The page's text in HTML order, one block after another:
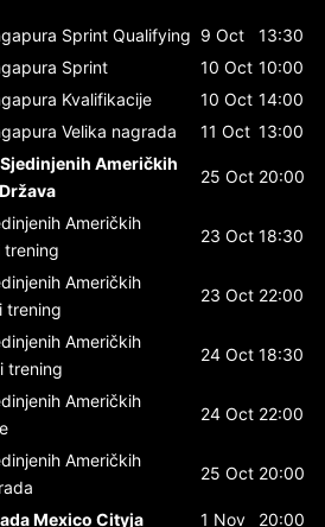
Sprint Qualifying 9 Oct
13:30
Sprint 10 Oct 10:00
Kvalifikacije 10 Oct 14:00
Velika nagrada 11 Oct 13:00
Američkih
Država
25 Oct 20:00
Američkih
trening
23 Oct 18:30
Američkih
trening
23 Oct 22:00
Američkih
trening
24 Oct 18:30
Američkih
24 Oct 22:00
Američkih
25 Oct 20:00
Mexico Cityja 1 Nov
20:00